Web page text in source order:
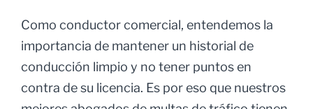
Como conductor comercial, entendemos la
importancia de mantener un historial de
conducción limpio y no tener puntos en
contra de su licencia. Es por eso que nuestros